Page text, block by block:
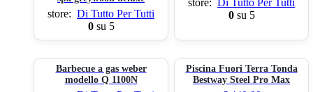
store: Di Tutto Per Tutti
0su 5
store: Di Tutto Per Tutti
0su 5
Barbecue a gas weber
modello Q 1100N
Piscina Fuori Terra Tonda
Bestway Steel Pro Max